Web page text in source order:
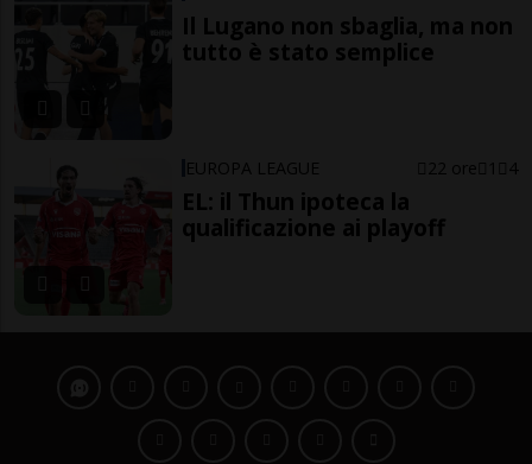
Il Lugano non sbaglia, ma non
tutto è stato semplice
EUROPA LEAGUE 22 ore 1 4
EL: il Thun ipoteca la
qualificazione ai playoff